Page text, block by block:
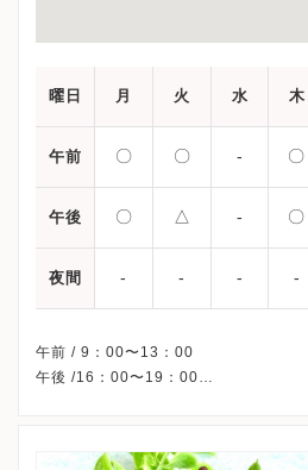
曜日 月 火 水 木
午前 〇 〇 - 〇
午後 〇 △ - 〇
夜間 - - - -
午前 / 9：00〜13：00
午後 /16：00〜19：00
※詳細はクリニックHPを確認、または